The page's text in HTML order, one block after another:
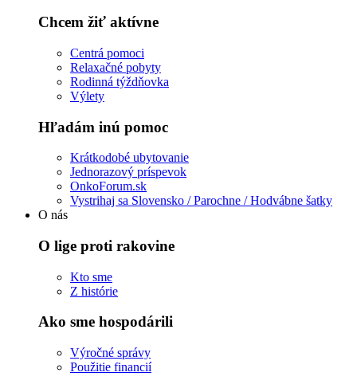
Chcem žiť aktívne
Centrá pomoci
Relaxačné pobyty
Rodinná týždňovka
Výlety
Hľadám inú pomoc
Krátkodobé ubytovanie
Jednorazový príspevok
OnkoForum.sk
Vystrihaj sa Slovensko / Parochne / Hodvábne šatky
O nás
O lige proti rakovine
Kto sme
Z histórie
Ako sme hospodárili
Výročné správy
Použitie financií